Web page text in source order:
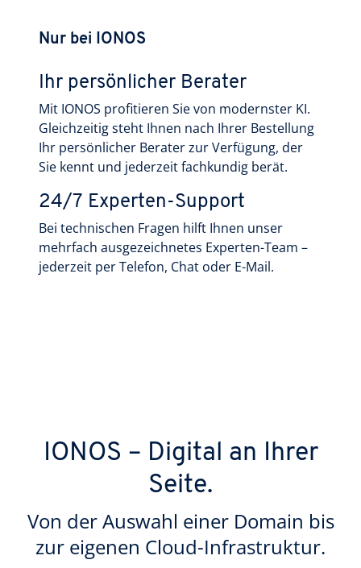
Nur bei IONOS
Ihr persönlicher Berater
Mit IONOS profitieren Sie von modernster KI.
Gleichzeitig steht Ihnen nach Ihrer Bestellung
Ihr persönlicher Berater zur Verfügung, der
Sie kennt und jederzeit fachkundig berät.
24/7 Experten-Support
Bei technischen Fragen hilft Ihnen unser
mehrfach ausgezeichnetes Experten-Team –
jederzeit per Telefon, Chat oder E-Mail.
IONOS – Digital an Ihrer
Seite.
Von der Auswahl einer Domain bis
zur eigenen Cloud-Infrastruktur.